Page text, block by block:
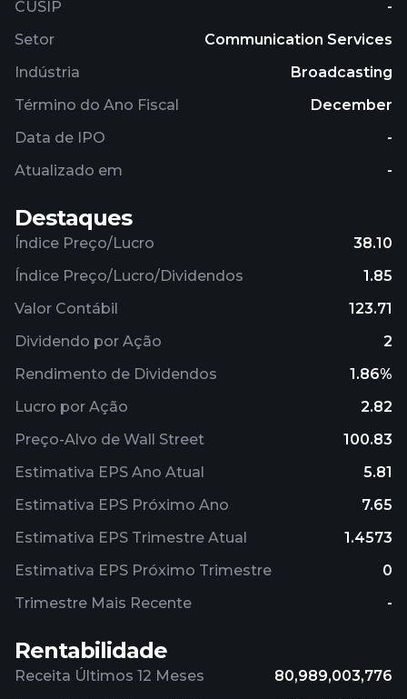
distributes movies through Zee Studios and Zee
Plex; publishes music through Zee Music CO;
agent for other satellite television channels; and
sells media content, which include programs/film
formerly known as Zee Telefilms Limited and
changed its name to Zee Entertainment
Entertainment Enterprises Limited was
incorporated in 1982 and is based in Mumbai, India.
CUSIP
-
Setor
Communication Services
Indústria
Broadcasting
Término do Ano Fiscal
December
Data de IPO
-
Atualizado em
-
Destaques
Índice Preço/Lucro
38.10
Índice Preço/Lucro/Dividendos
1.85
Valor Contábil
123.71
Dividendo por Ação
2
Rendimento de Dividendos
1.86%
Lucro por Ação
2.82
Preço-Alvo de Wall Street
100.83
Estimativa EPS Ano Atual
5.81
Estimativa EPS Próximo Ano
7.65
Estimativa EPS Trimestre Atual
1.4573
Estimativa EPS Próximo Trimestre
0
Trimestre Mais Recente
-
Rentabilidade
Receita Últimos 12 Meses
80,989,003,776